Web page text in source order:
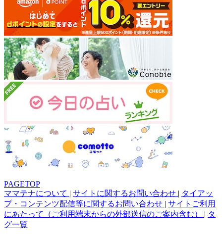
PAGETOP
ママテナについて | サイトに関するお問い合わせ | タイアッ
プ・コンテンツ配信等に関するお問い合わせ | サイトご利用
にあたって（ご利用端末からの外部送信のご案内含む） | タ
グ一覧